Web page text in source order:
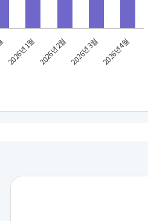
2026년 4월
2026년 3월
2026년 2월
2026년 1월